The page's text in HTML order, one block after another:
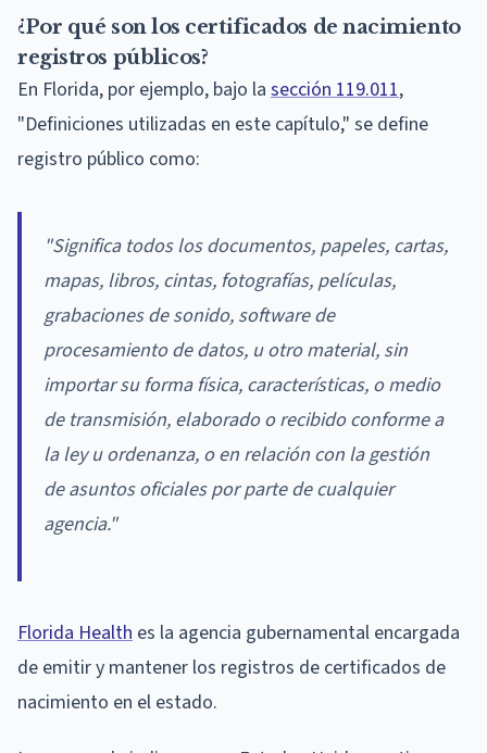
¿Por qué son los certificados de nacimiento
registros públicos?
En Florida, por ejemplo, bajo la sección 119.011,
"Definiciones utilizadas en este capítulo," se define
registro público como:
"Significa todos los documentos, papeles, cartas,
mapas, libros, cintas, fotografías, películas,
grabaciones de sonido, software de
procesamiento de datos, u otro material, sin
importar su forma física, características, o medio
de transmisión, elaborado o recibido conforme a
la ley u ordenanza, o en relación con la gestión
de asuntos oficiales por parte de cualquier
agencia."
Florida Health es la agencia gubernamental encargada
de emitir y mantener los registros de certificados de
nacimiento en el estado.